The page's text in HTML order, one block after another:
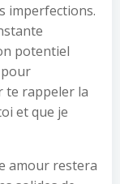
imperfections.
potentiel
pour
te rappeler la
et que je
amour restera